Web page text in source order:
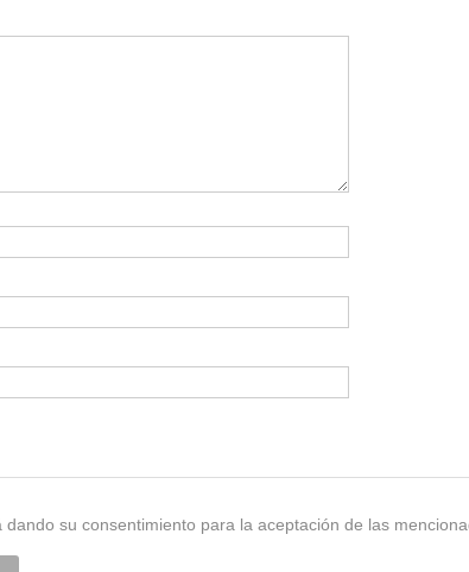
su consentimiento para la aceptación de las